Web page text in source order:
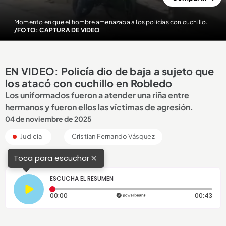
Momento en que el hombre amenazaba a los policías con cuchillo.
/FOTO: CAPTURA DE VIDEO
EN VIDEO: Policía dio de baja a sujeto que
los atacó con cuchillo en Robledo
Los uniformados fueron a atender una riña entre
hermanos y fueron ellos las víctimas de agresión.
04 de noviembre de 2025
Judicial Cristian Fernando Vásquez
Toca para escuchar×
ESCUCHA EL RESUMEN
00:00 Tiempo transcurrido: 0 segundos 00:43